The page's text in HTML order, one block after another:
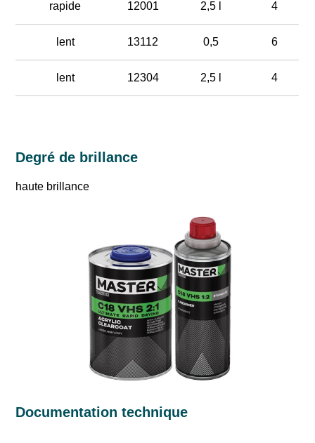
rapide 12001 2,5 l 4
lent 13112 0,5 6
lent 12304 2,5 l 4
Degré de brillance
haute brillance
Documentation technique